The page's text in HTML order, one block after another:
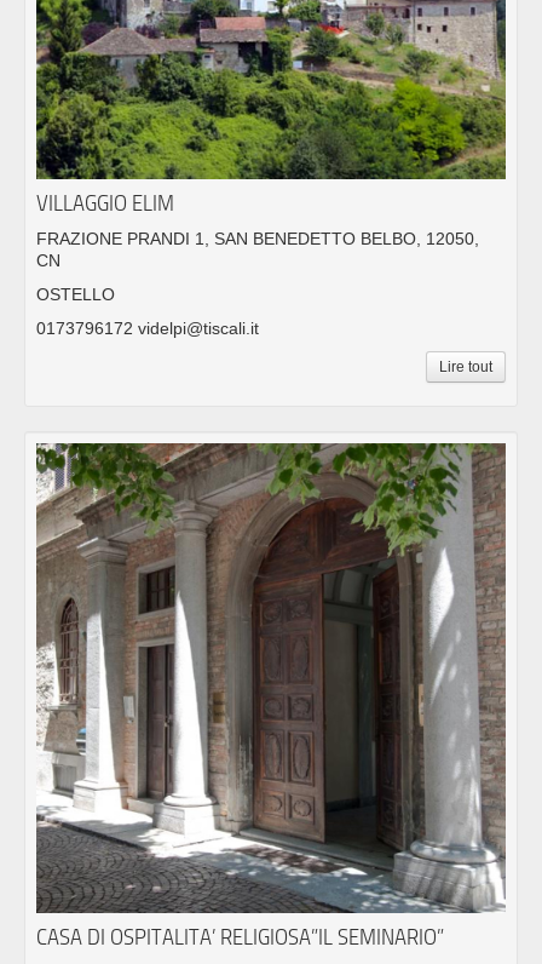
VILLAGGIO ELIM
FRAZIONE PRANDI 1, SAN BENEDETTO BELBO, 12050,
CN
OSTELLO
0173796172 videlpi@tiscali.it
Lire tout
CASA DI OSPITALITA’ RELIGIOSA”IL SEMINARIO”